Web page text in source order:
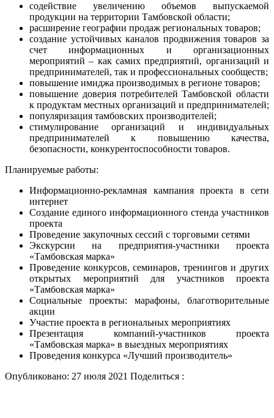
содействие увеличению объемов выпускаемой
продукции на территории Тамбовской области;
расширение географии продаж региональных товаров;
создание устойчивых каналов продвижения товаров за
счет информационных и организационных
мероприятий – как самих предприятий, организаций и
предпринимателей, так и профессиональных сообществ;
повышение имиджа производимых в регионе товаров;
повышение доверия потребителей Тамбовской области
к продуктам местных организаций и предпринимателей;
популяризация тамбовских производителей;
стимулирование организаций и индивидуальных
предпринимателей к повышению качества,
безопасности, конкурентоспособности товаров.
Планируемые работы:
Информационно-рекламная кампания проекта в сети
интернет
Создание единого информационного стенда участников
проекта
Проведение закупочных сессий с торговыми сетями
Экскурсии на предприятия-участники проекта
«Тамбовская марка»
Проведение конкурсов, семинаров, тренингов и других
открытых мероприятий для участников проекта
«Тамбовская марка»
Социальные проекты: марафоны, благотворительные
акции
Участие проекта в региональных мероприятиях
Презентация компаний-участников проекта
«Тамбовская марка» в выездных мероприятиях
Проведения конкурса «Лучший производитель»
Опубликовано: 27 июля 2021 Поделиться :